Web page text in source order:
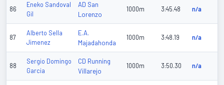
86
Eneko Sandoval
Gil
AD San
Lorenzo
1000m 3:45.48 n/a
87
Alberto Sella
Jimenez
E.A.
Majadahonda
1000m 3:48.19 n/a
88
Sergio Domingo
Garcia
CD Running
Villarejo
1000m 3:50.30 n/a